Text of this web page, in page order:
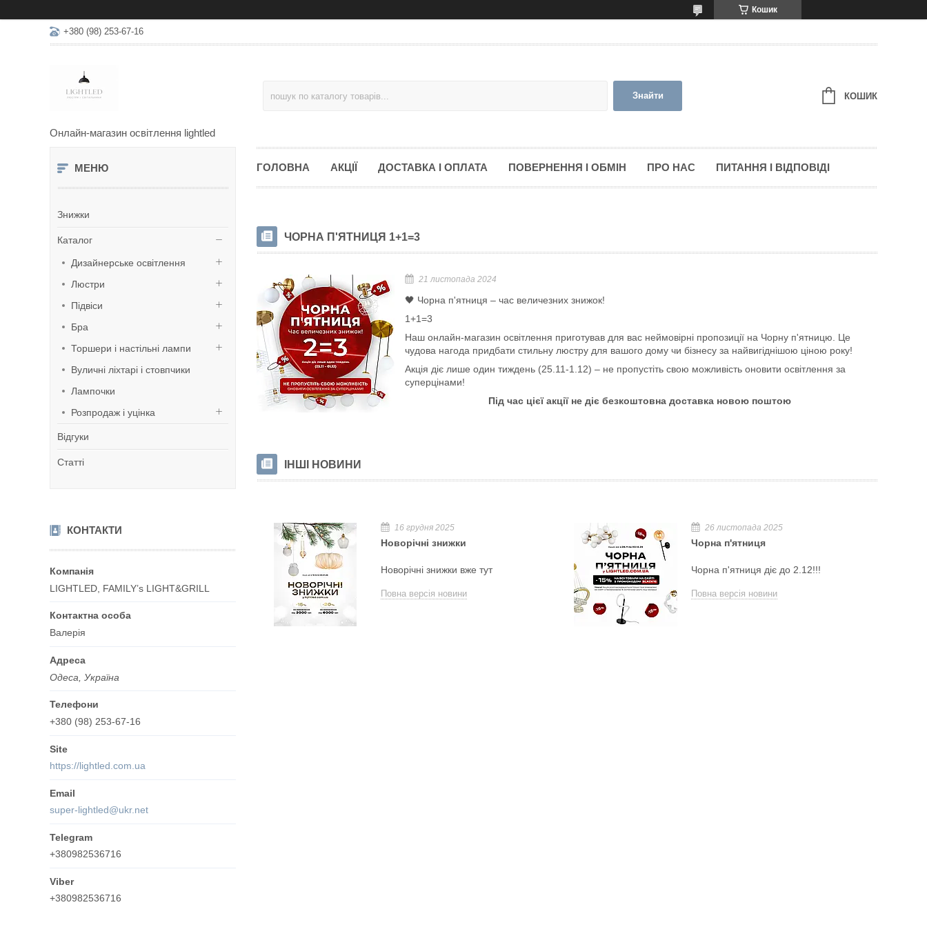
Кошик
+380 (98) 253-67-16
Онлайн-магазин освітлення lightled
Знайти КОШИК
Знижки
Каталог
Дизайнерське освітлення
Люстри
Підвіси
Бра
Торшери і настільні лампи
Вуличні ліхтарі і стовпчики
Лампочки
Розпродаж і уцінка
Відгуки
Статті
КОНТАКТИ
LIGHTLED, FAMILY’s LIGHT&GRILL
Валерія
Одеса, Україна
+380 (98) 253-67-16
https://lightled.com.ua
super-lightled@ukr.net
+380982536716
+380982536716
ГОЛОВНА АКЦІЇ ДОСТАВКА І ОПЛАТА ПОВЕРНЕННЯ І ОБМІН ПРО НАС ПИТАННЯ І ВІДПОВІДІ
ЧОРНА П'ЯТНИЦЯ 1+1=3
21 листопада 2024
🖤 Чорна п'ятниця – час величезних знижок!
1+1=3
Наш онлайн-магазин освітлення приготував для вас неймовірні пропозиції на Чорну п'ятницю. Це
чудова нагода придбати стильну люстру для вашого дому чи бізнесу за найвигіднішою ціною року!
Акція діє лише один тиждень (25.11-1.12) – не пропустіть свою можливість оновити освітлення за
суперцінами!
Під час цієї акції не діє безкоштовна доставка новою поштою
ІНШІ НОВИНИ
16 грудня 2025
Новорічні знижки
Новорічні знижки вже тут
Повна версія новини
26 листопада 2025
Чорна п'ятниця
Чорна п'ятниця діє до 2.12!!!
Повна версія новини